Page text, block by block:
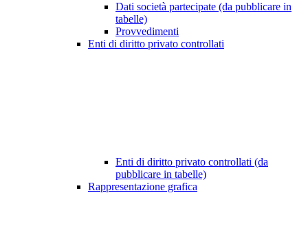
Dati società partecipate (da pubblicare in
tabelle)
Provvedimenti
Enti di diritto privato controllati
Enti di diritto privato controllati (da
pubblicare in tabelle)
Rappresentazione grafica